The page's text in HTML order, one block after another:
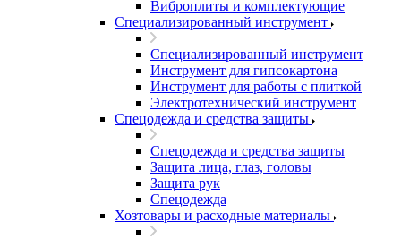
Виброплиты и комплектующие
Специализированный инструмент
Специализированный инструмент
Инструмент для гипсокартона
Инструмент для работы с плиткой
Электротехнический инструмент
Спецодежда и средства защиты
Спецодежда и средства защиты
Защита лица, глаз, головы
Защита рук
Спецодежда
Хозтовары и расходные материалы